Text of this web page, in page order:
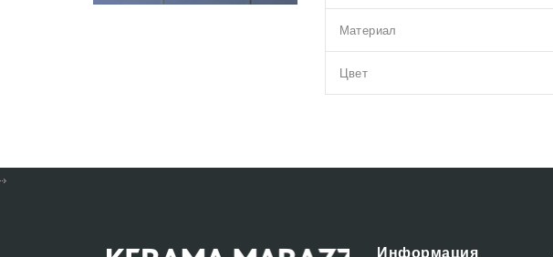
Материал
Цвет
Информация